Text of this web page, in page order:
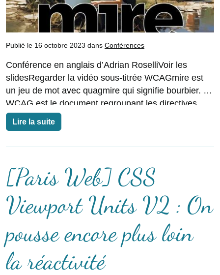
Publié le 16 octobre 2023 dans Conférences
Conférence en anglais d’Adrian RoselliVoir les
slidesRegarder la vidéo sous-titrée WCAGmire est
un jeu de mot avec quagmire qui signifie bourbier. Le
WCAG est le document regroupant les directives
d’accessibilité. Nous
Lire la suite
[Paris Web] CSS
Viewport Units V2 : On
pousse encore plus loin
la réactivité